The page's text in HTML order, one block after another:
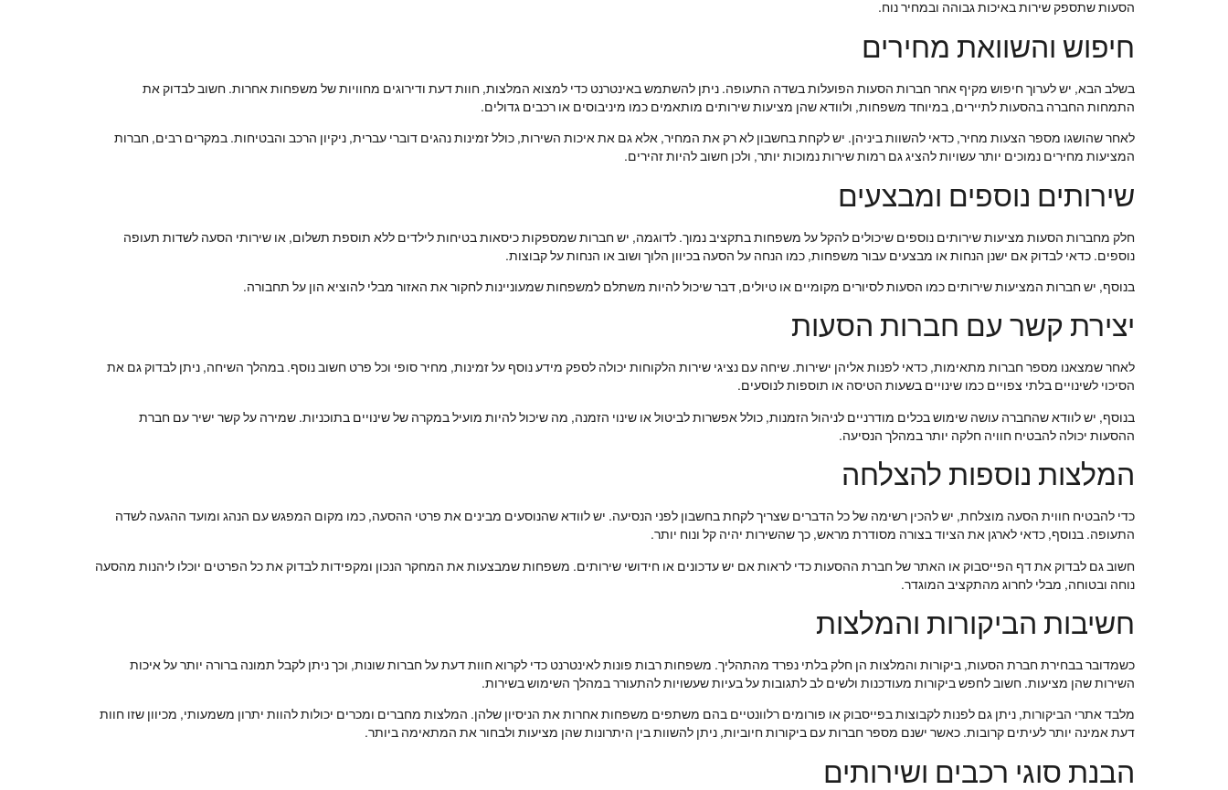
הסעות שתספק שירות באיכות גבוהה ובמחיר נוח.
חיפוש והשוואת מחירים
בשלב הבא, יש לערוך חיפוש מקיף אחר חברות הסעות הפועלות בשדה התעופה. ניתן להשתמש באינטרנט כדי למצוא המלצות, חוות דעת ודירוגים מחוויות של משפחות אחרות. חשוב לבדוק את
התמחות החברה בהסעות לתיירים, במיוחד משפחות, ולוודא שהן מציעות שירותים מותאמים כמו מיניבוסים או רכבים גדולים.
לאחר שהושגו מספר הצעות מחיר, כדאי להשוות ביניהן. יש לקחת בחשבון לא רק את המחיר, אלא גם את איכות השירות, כולל זמינות נהגים דוברי עברית, ניקיון הרכב והבטיחות. במקרים רבים, חברות
המציעות מחירים נמוכים יותר עשויות להציג גם רמות שירות נמוכות יותר, ולכן חשוב להיות זהירים.
שירותים נוספים ומבצעים
חלק מחברות הסעות מציעות שירותים נוספים שיכולים להקל על משפחות בתקציב נמוך. לדוגמה, יש חברות שמספקות כיסאות בטיחות לילדים ללא תוספת תשלום, או שירותי הסעה לשדות תעופה
נוספים. כדאי לבדוק אם ישנן הנחות או מבצעים עבור משפחות, כמו הנחה על הסעה בכיוון הלוך ושוב או הנחות על קבוצות.
בנוסף, יש חברות המציעות שירותים כמו הסעות לסיורים מקומיים או טיולים, דבר שיכול להיות משתלם למשפחות שמעוניינות לחקור את האזור מבלי להוציא הון על תחבורה.
יצירת קשר עם חברות הסעות
לאחר שמצאנו מספר חברות מתאימות, כדאי לפנות אליהן ישירות. שיחה עם נציגי שירות הלקוחות יכולה לספק מידע נוסף על זמינות, מחיר סופי וכל פרט חשוב נוסף. במהלך השיחה, ניתן לבדוק גם את
הסיכוי לשינויים בלתי צפויים כמו שינויים בשעות הטיסה או תוספות לנוסעים.
בנוסף, יש לוודא שהחברה עושה שימוש בכלים מודרניים לניהול הזמנות, כולל אפשרות לביטול או שינוי הזמנה, מה שיכול להיות מועיל במקרה של שינויים בתוכניות. שמירה על קשר ישיר עם חברת
ההסעות יכולה להבטיח חוויה חלקה יותר במהלך הנסיעה.
המלצות נוספות להצלחה
כדי להבטיח חווית הסעה מוצלחת, יש להכין רשימה של כל הדברים שצריך לקחת בחשבון לפני הנסיעה. יש לוודא שהנוסעים מבינים את פרטי ההסעה, כמו מקום המפגש עם הנהג ומועד ההגעה לשדה
התעופה. בנוסף, כדאי לארגן את הציוד בצורה מסודרת מראש, כך שהשירות יהיה קל ונוח יותר.
חשוב גם לבדוק את דף הפייסבוק או האתר של חברת ההסעות כדי לראות אם יש עדכונים או חידושי שירותים. משפחות שמבצעות את המחקר הנכון ומקפידות לבדוק את כל הפרטים יוכלו ליהנות מהסעה
נוחה ובטוחה, מבלי לחרוג מהתקציב המוגדר.
חשיבות הביקורות והמלצות
כשמדובר בבחירת חברת הסעות, ביקורות והמלצות הן חלק בלתי נפרד מהתהליך. משפחות רבות פונות לאינטרנט כדי לקרוא חוות דעת על חברות שונות, וכך ניתן לקבל תמונה ברורה יותר על איכות
השירות שהן מציעות. חשוב לחפש ביקורות מעודכנות ולשים לב לתגובות על בעיות שעשויות להתעורר במהלך השימוש בשירות.
מלבד אתרי הביקורות, ניתן גם לפנות לקבוצות בפייסבוק או פורומים רלוונטיים בהם משתפים משפחות אחרות את הניסיון שלהן. המלצות מחברים ומכרים יכולות להוות יתרון משמעותי, מכיוון שזו חוות
דעת אמינה יותר לעיתים קרובות. כאשר ישנם מספר חברות עם ביקורות חיוביות, ניתן להשוות בין היתרונות שהן מציעות ולבחור את המתאימה ביותר.
הבנת סוגי רכבים ושירותים